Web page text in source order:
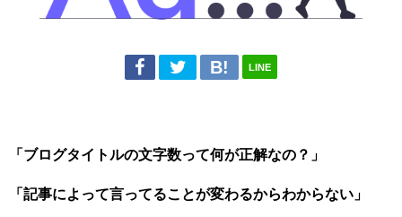
LINE
「ブログタイトルの文字数って何が正解なの？」
「記事によって言ってることが変わるからわからない」